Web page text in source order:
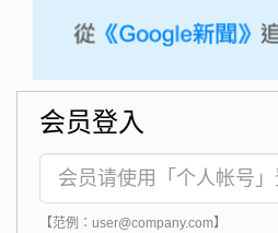
会员登入
【范例：user@company.com】